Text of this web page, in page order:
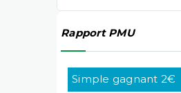
Rapport PMU
Simple gagnant 2€